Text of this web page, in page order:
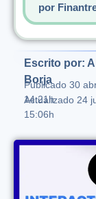
por
Escrito por:
Borja
Publicado 30
14:21h
Actualizado 24
15:06h